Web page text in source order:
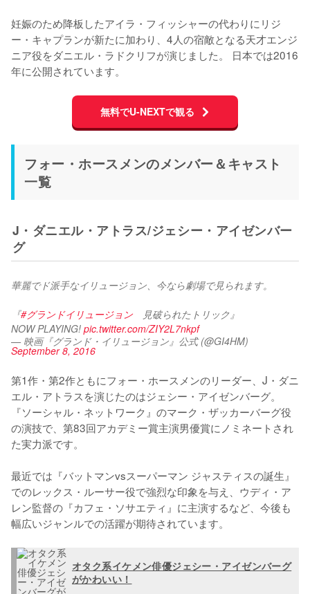
妊娠のため降板したアイラ・フィッシャーの代わりにリジ
ー・キャプランが新たに加わり、4人の宿敵となる天才エンジ
ニア役をダニエル・ラドクリフが演じました。 日本では2016
年に公開されています。
無料でU-NEXTで観る
フォー・ホースメンのメンバー＆キャスト
一覧
J・ダニエル・アトラス/ジェシー・アイゼンバー
グ
華麗でド派手なイリュージョン、今なら劇場で見られます。
『#グランドイリュージョン 見破られたトリック』
NOW PLAYING! pic.twitter.com/ZIY2L7nkpf
— 映画『グランド・イリュージョン』公式 (@GI4HM)
September 8, 2016
第1作・第2作ともにフォー・ホースメンのリーダー、J・ダニ
エル・アトラスを演じたのはジェシー・アイゼンバーグ。
『ソーシャル・ネットワーク』のマーク・ザッカーバーグ役
の演技で、第83回アカデミー賞主演男優賞にノミネートされ
た実力派です。
最近では『バットマンvsスーパーマン ジャスティスの誕生』
でのレックス・ルーサー役で強烈な印象を与え、ウディ・ア
レン監督の『カフェ・ソサエティ』に主演するなど、今後も
幅広いジャンルでの活躍が期待されています。
オタク系イケメン俳優ジェシー・アイゼンバーグ
がかわいい！